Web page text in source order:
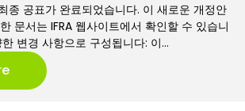
종 공표가 완료되었습니다. 이 새로운 개정안
문서는 IFRA 웹사이트에서 확인할 수 있습니
변경 사항으로 구성됩니다: 이…